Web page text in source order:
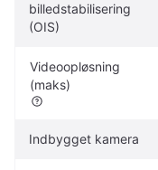
billedstabilisering
(OIS)
Videoopløsning
(maks)
Indbygget kamera